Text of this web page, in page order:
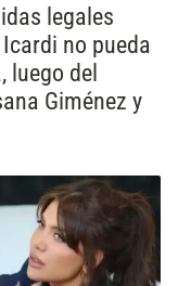
legales
no pueda
luego del
Giménez y